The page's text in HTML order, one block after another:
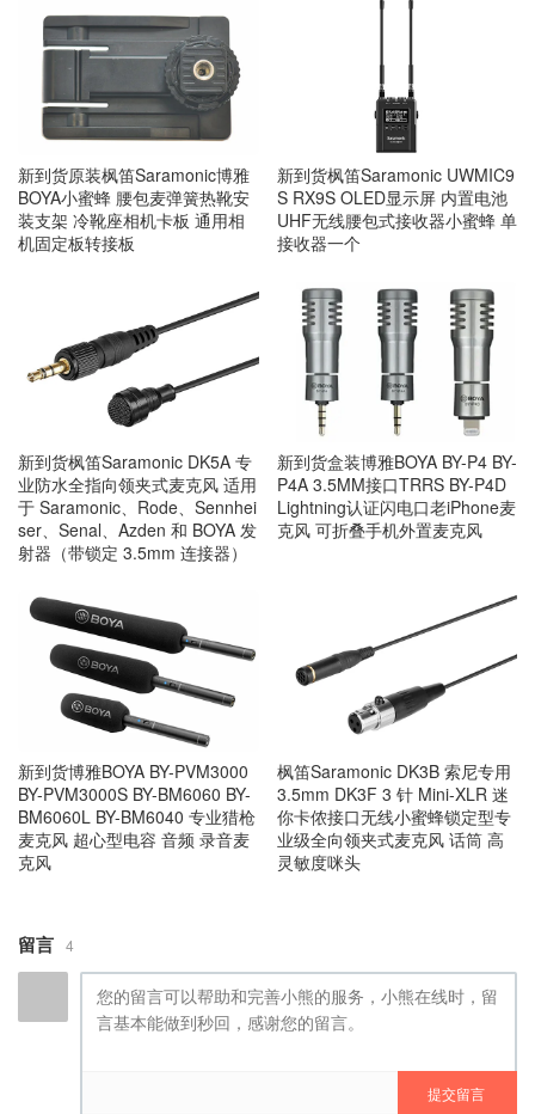
新到货原装枫笛Saramonic博雅
BOYA小蜜蜂 腰包麦弹簧热靴安
装支架 冷靴座相机卡板 通用相
机固定板转接板
新到货枫笛Saramonic UWMIC9
S RX9S OLED显示屏 内置电池
UHF无线腰包式接收器小蜜蜂 单
接收器一个
新到货枫笛Saramonic DK5A 专
业防水全指向领夹式麦克风 适用
于 Saramonic、Rode、Sennhei
ser、Senal、Azden 和 BOYA 发
射器（带锁定 3.5mm 连接器）
新到货盒装博雅BOYA BY-P4 BY-
P4A 3.5MM接口TRRS BY-P4D
Lightning认证闪电口老iPhone麦
克风 可折叠手机外置麦克风
新到货博雅BOYA BY-PVM3000
BY-PVM3000S BY-BM6060 BY-
BM6060L BY-BM6040 专业猎枪
麦克风 超心型电容 音频 录音麦
克风
枫笛Saramonic DK3B 索尼专用
3.5mm DK3F 3 针 Mini-XLR 迷
你卡侬接口无线小蜜蜂锁定型专
业级全向领夹式麦克风 话筒 高
灵敏度咪头
留言 4
提交留言